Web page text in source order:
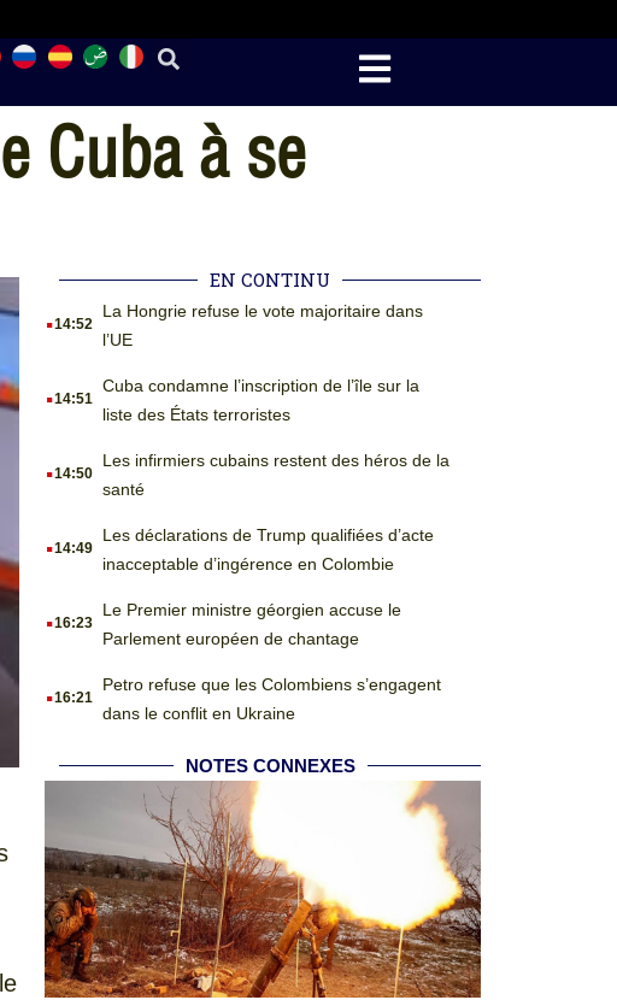
Cuba à se
EN CONTINU
.14:52
La Hongrie refuse le vote majoritaire dans
l’UE
.14:51
Cuba condamne l’inscription de l’île sur la
liste des États terroristes
.14:50
Les infirmiers cubains restent des héros de la
santé
.14:49
Les déclarations de Trump qualifiées d’acte
inacceptable d’ingérence en Colombie
.16:23
Le Premier ministre géorgien accuse le
Parlement européen de chantage
.16:21
Petro refuse que les Colombiens s’engagent
dans le conflit en Ukraine
NOTES CONNEXES